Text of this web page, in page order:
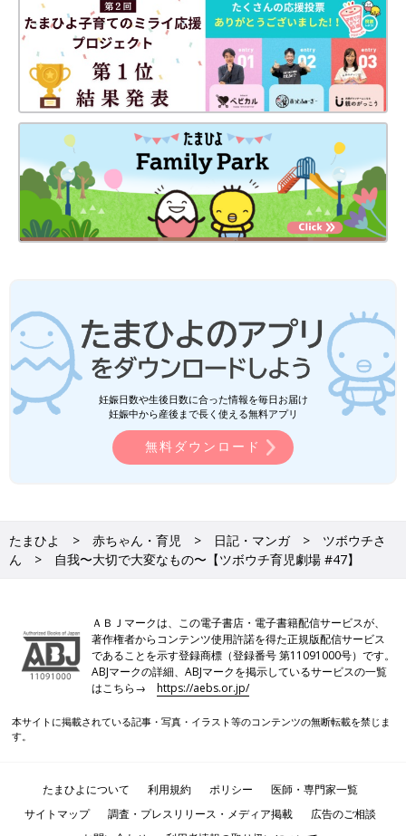
妊娠日数や生後日数に合った情報を毎日お届け
妊娠中から産後まで長く使える無料アプリ
無料ダウンロード
たまひよ 赤ちゃん・育児 日記・マンガ
ツボウチさ
ん
自我〜大切で大変なもの〜【ツボウチ育児劇場 #47】
ＡＢＪマークは、この電子書店・電子書籍配信サービスが、
著作権者からコンテンツ使用許諾を得た正規版配信サービス
であることを示す登録商標（登録番号 第11091000号）です。
ABJマークの詳細、ABJマークを掲示しているサービスの一覧
はこちら→https://aebs.or.jp/
本サイトに掲載されている記事・写真・イラスト等のコンテンツの無断転載を禁じま
す。
たまひよについて 利用規約 ポリシー
医師・専門家一覧
サイトマップ
調査・プレスリリース・メディア掲載
広告のご相談